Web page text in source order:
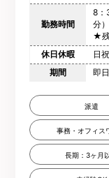
勤務時間
8：
分）
★
休日休暇
日
期間
即
派遣
事務・オフィス
長期：3ヶ月